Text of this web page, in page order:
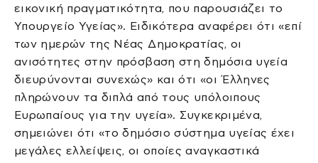
εικονική πραγματικότητα, που παρουσιάζει το
Υπουργείο Υγείας». Ειδικότερα αναφέρει ότι «επί
των ημερών της Νέας Δημοκρατίας, οι
ανισότητες στην πρόσβαση στη δημόσια υγεία
διευρύνονται συνεχώς» και ότι «οι Έλληνες
πληρώνουν τα διπλά από τους υπόλοιπους
Ευρωπαίους για την υγεία». Συγκεκριμένα,
σημειώνει ότι «το δημόσιο σύστημα υγείας έχει
μεγάλες ελλείψεις, οι οποίες αναγκαστικά